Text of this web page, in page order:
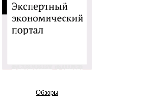
Обзоры